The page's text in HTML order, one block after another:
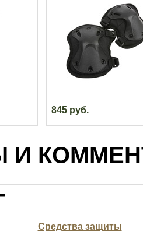
845 руб.
И
Средства защиты